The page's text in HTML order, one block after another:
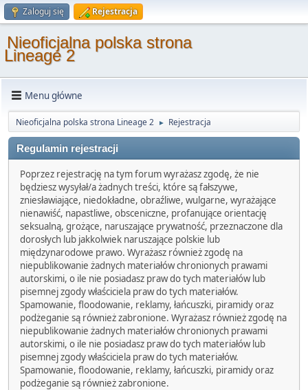
Zaloguj się Rejestracja
Nieoficjalna polska strona
Lineage 2
Menu główne
Nieoficjalna polska strona Lineage 2 ► Rejestracja
Regulamin rejestracji
Poprzez rejestrację na tym forum wyrażasz zgodę, że nie
będziesz wysyłał/a żadnych treści, które są fałszywe,
zniesławiające, niedokładne, obraźliwe, wulgarne, wyrażające
nienawiść, napastliwe, obsceniczne, profanujące orientację
seksualną, grożące, naruszające prywatność, przeznaczone dla
dorosłych lub jakkolwiek naruszające polskie lub
międzynarodowe prawo. Wyrażasz również zgodę na
niepublikowanie żadnych materiałów chronionych prawami
autorskimi, o ile nie posiadasz praw do tych materiałów lub
pisemnej zgody właściciela praw do tych materiałów.
Spamowanie, floodowanie, reklamy, łańcuszki, piramidy oraz
podżeganie są również zabronione. Wyrażasz również zgodę na
niepublikowanie żadnych materiałów chronionych prawami
autorskimi, o ile nie posiadasz praw do tych materiałów lub
pisemnej zgody właściciela praw do tych materiałów.
Spamowanie, floodowanie, reklamy, łańcuszki, piramidy oraz
podżeganie są również zabronione.